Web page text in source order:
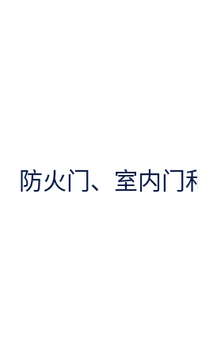
防火门、室内门